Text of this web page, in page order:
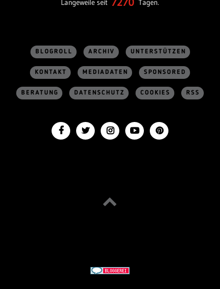
Langeweile seit Tagen.
BLOGROLL ARCHIV UNTERSTÜTZEN
KONTAKT MEDIADATEN SPONSORED
BERATUNG DATENSCHUTZ COOKIES RSS